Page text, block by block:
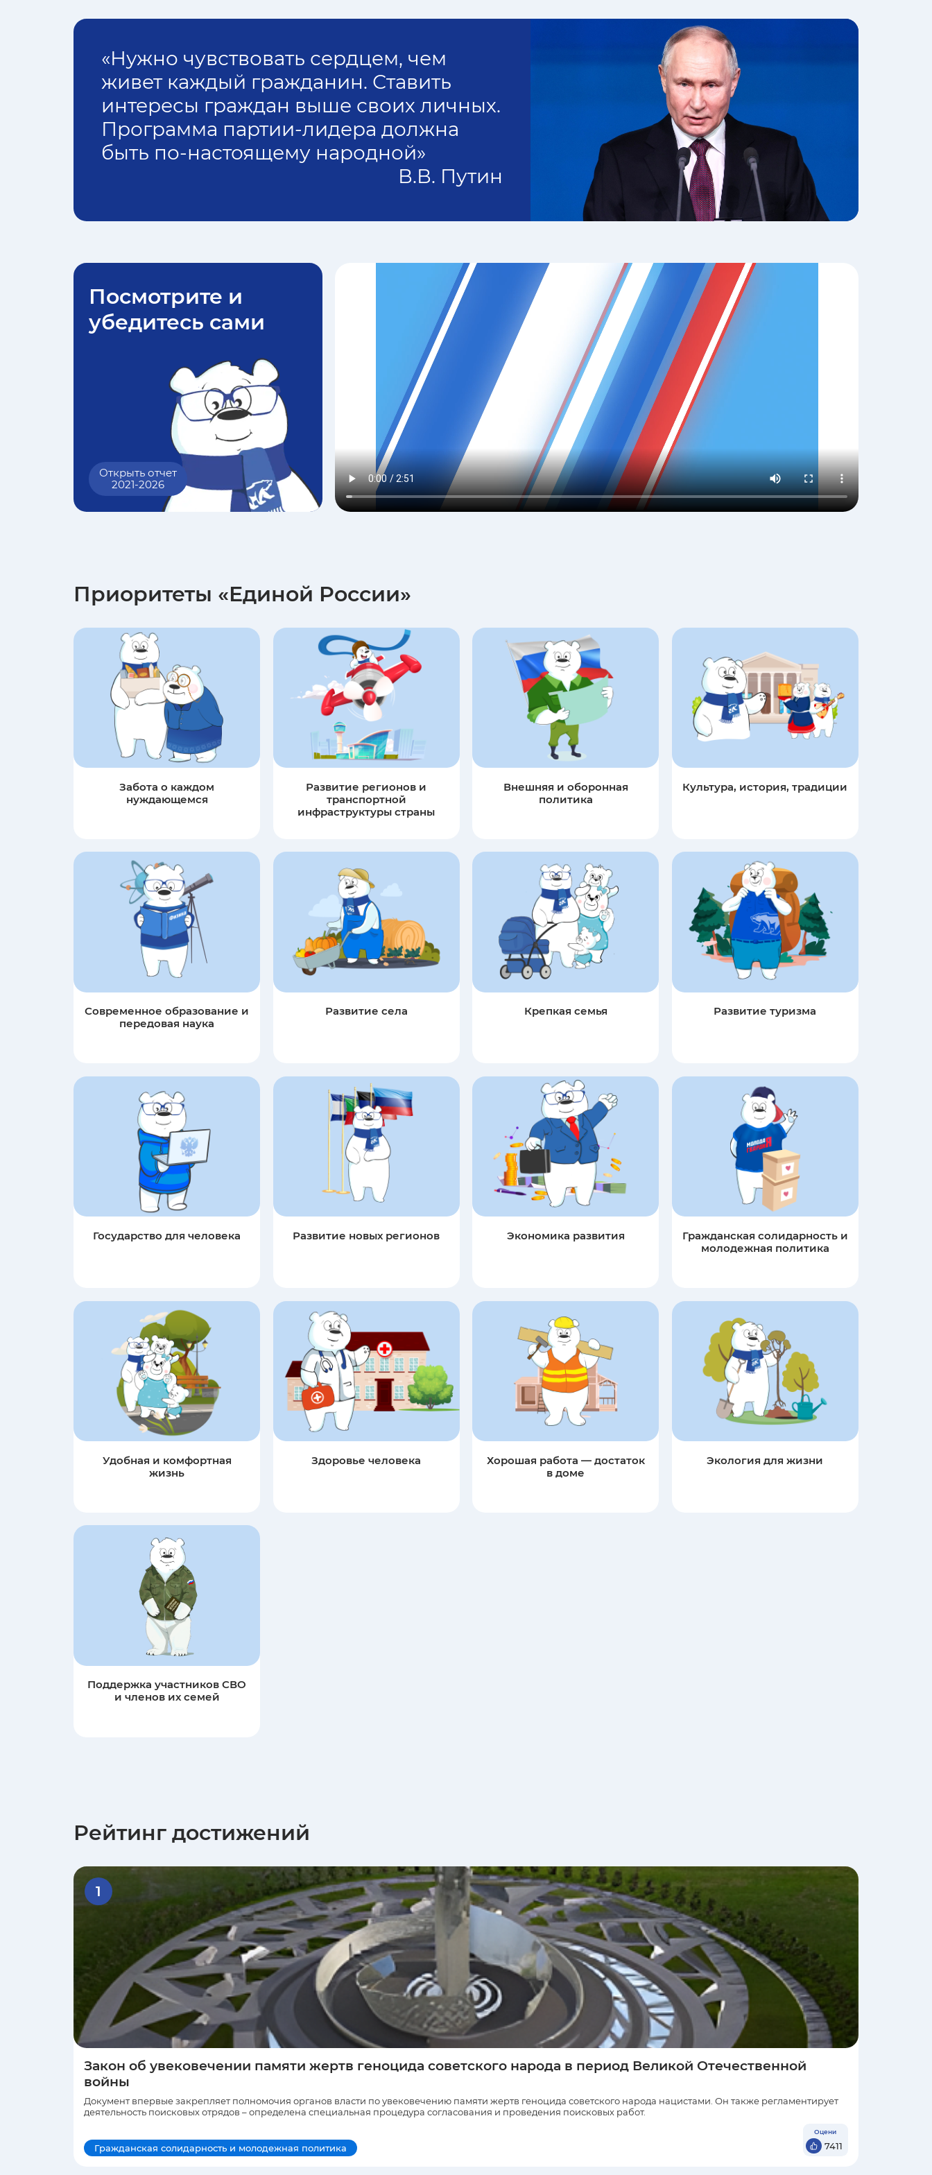
«Нужно чувствовать сердцем, чем
живет каждый гражданин. Ставить
интересы граждан выше своих личных.
Программа партии-лидера должна
быть по-настоящему народной»
В.В. Путин
Посмотрите и
убедитесь сами
Открыть отчет
2021-2026
Приоритеты «Единой России»
Забота о каждом
нуждающемся
Развитие регионов и
транспортной
инфраструктуры страны
Внешняя и оборонная
политика
Культура, история, традиции
Современное образование и
передовая наука
Развитие села Крепкая семья Развитие туризма
Государство для человека Развитие новых регионов Экономика развития
Гражданская солидарность и
молодежная политика
Удобная и комфортная
жизнь
Здоровье человека
Хорошая работа — достаток
в доме
Экология для жизни
Поддержка участников СВО
и членов их семей
Рейтинг достижений
Закон об увековечении памяти жертв геноцида советского народа в период Великой Отечественной
войны
Документ впервые закрепляет полномочия органов власти по увековечению памяти жертв геноцида советского народа нацистами. Он также регламентирует
деятельность поисковых отрядов – определена специальная процедура согласования и проведения поисковых работ.
Гражданская солидарность и молодежная политика 7411